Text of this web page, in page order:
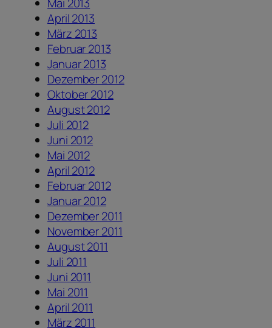
April 2013
März 2013
Februar 2013
Januar 2013
Dezember 2012
Oktober 2012
August 2012
Juli 2012
Juni 2012
Mai 2012
April 2012
Februar 2012
Januar 2012
Dezember 2011
November 2011
August 2011
Juli 2011
Juni 2011
Mai 2011
April 2011
März 2011